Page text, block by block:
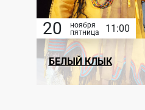
20
ноября
пятница
11:00
БЕЛЫЙ КЛЫК